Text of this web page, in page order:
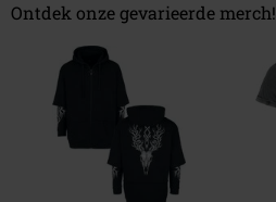
Ontdek onze gevarieerde merch!